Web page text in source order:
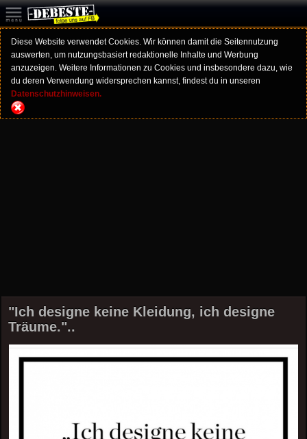
Diese Website verwendet Cookies. Wir können damit die Seitennutzung
auswerten, um nutzungsbasiert redaktionelle Inhalte und Werbung
anzuzeigen. Weitere Informationen zu Cookies und insbesondere dazu, wie
du deren Verwendung widersprechen kannst, findest du in unseren
Datenschutzhinweisen.
"Ich designe keine Kleidung, ich designe
Träume."..